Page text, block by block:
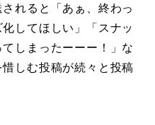
れると「あぁ、終わっ
してほしい」「スナッ
しまったーーー！」な
しむ投稿が続々と投稿